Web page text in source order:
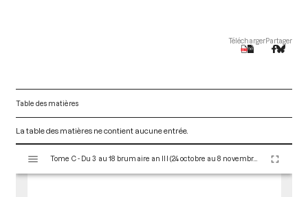
TéléchargerPartager
Table des matières
La table des matières ne contient aucune entrée.
s